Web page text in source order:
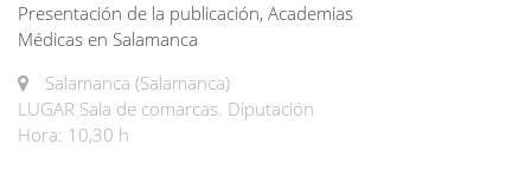
Presentación de la publicación, Academias
Médicas en Salamanca
Salamanca (Salamanca)
LUGAR Sala de comarcas. Diputación
Hora: 10,30 h